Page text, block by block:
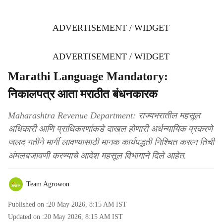
ADVERTISEMENT / WIDGET
ADVERTISEMENT / WIDGET
Marathi Language Mandatory:
निकालपत्र आता मराठीत बंधनकारक
Maharashtra Revenue Department: राज्यभरातील महसूल
अधिकारी आणि प्राधिकरणांकडे दाखल होणारी अर्धन्यायिक प्रकरणे
जलद गतीने मार्गी लावण्यासाठी मानक कार्यपद्धती निश्चित करून तिची
अंमलबजावणी करण्याचे आदेश महसूल विभागाने दिले आहेत.
Team Agrowon
Published on :20 May 2026, 8:15 AM IST
Updated on :20 May 2026, 8:15 AM IST